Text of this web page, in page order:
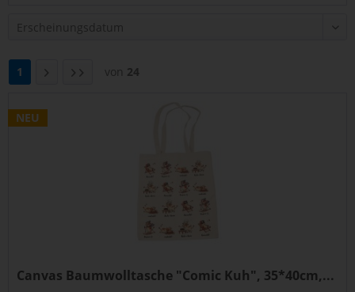
1 von 24
NEU
Canvas Baumwolltasche "Comic Kuh", 35*40cm,...